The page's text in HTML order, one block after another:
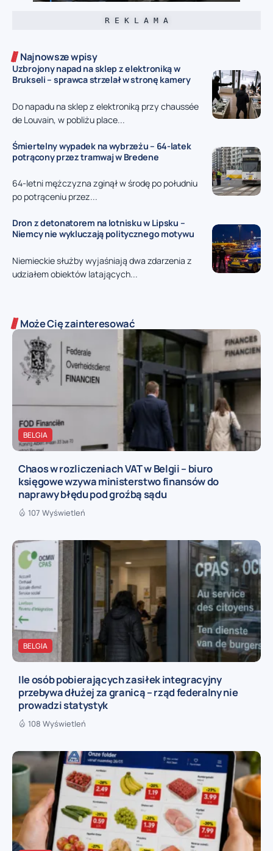
R E K L A M A
Najnowsze wpisy
Uzbrojony napad na sklep z elektroniką w
Brukseli – sprawca strzelał w stronę kamery
Do napadu na sklep z elektroniką przy chaussée
de Louvain, w pobliżu place...
Śmiertelny wypadek na wybrzeżu – 64-latek
potrącony przez tramwaj w Bredene
64-letni mężczyzna zginął w środę po południu
po potrąceniu przez...
Dron z detonatorem na lotnisku w Lipsku –
Niemcy nie wykluczają politycznego motywu
Niemieckie służby wyjaśniają dwa zdarzenia z
udziałem obiektów latających...
Może Cię zainteresować
BELGIA
Chaos w rozliczeniach VAT w Belgii – biuro
księgowe wzywa ministerstwo finansów do
naprawy błędu pod groźbą sądu
107 Wyświetleń
BELGIA
Ile osób pobierających zasiłek integracyjny
przebywa dłużej za granicą – rząd federalny nie
prowadzi statystyk
108 Wyświetleń